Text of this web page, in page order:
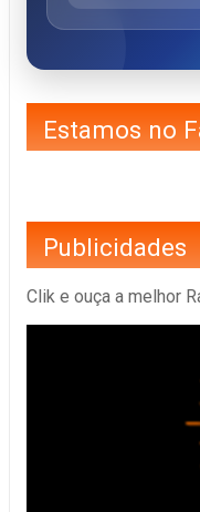
Estamos no
Publicidades
Clik e ouça a melhor